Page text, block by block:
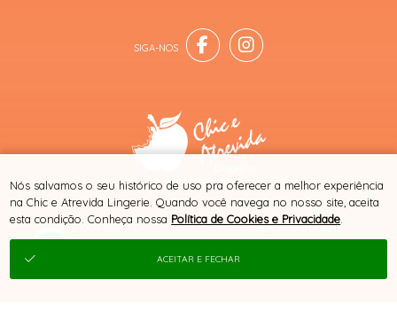
SITE 100% SEGURO PLATAFORMA B2B
® TODOS DIREITOS RESERVADOS
Nós salvamos o seu histórico de uso pra oferecer a melhor experiência
na Chic e Atrevida Lingerie. Quando você navega no nosso site, aceita
esta condição. Conheça nossa Política de Cookies e Privacidade
ACEITAR E FECHAR